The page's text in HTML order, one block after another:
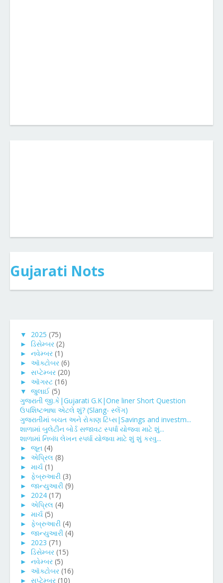
Gujarati Nots
▼ 2025 (75)
► ડિસેમ્બર (2)
► નવેમ્બર (1)
► ઑક્ટોબર (6)
► સપ્ટેમ્બર (20)
► ઑગસ્ટ (16)
▼ જુલાઈ (5)
ગુજરાતી જી.કે|Gujarati G.K|One liner Short Question
ઉપશિષ્ટભાષા એટલે શું? (Slang- સ્લેંગ)
ગુજરાતીમાં બચત અને રોકાણ ટિપ્સ|Savings and investm...
શાળામાં બુલેટીન બોર્ડ સજાવટ સ્પર્ધા યોજવા માટે શું...
શાળામાં નિબંધ લેખન સ્પર્ધા યોજવા માટે શું શું કરવુ...
► જૂન (4)
► એપ્રિલ (8)
► માર્ચ (1)
► ફેબ્રુઆરી (3)
► જાન્યુઆરી (9)
► 2024 (17)
► એપ્રિલ (4)
► માર્ચ (5)
► ફેબ્રુઆરી (4)
► જાન્યુઆરી (4)
► 2023 (71)
► ડિસેમ્બર (15)
► નવેમ્બર (5)
► ઑક્ટોબર (16)
► સપ્ટેમ્બર (10)